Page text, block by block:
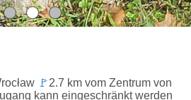
🚩 2.7 km vom Zentrum von
kann eingeschränkt werden